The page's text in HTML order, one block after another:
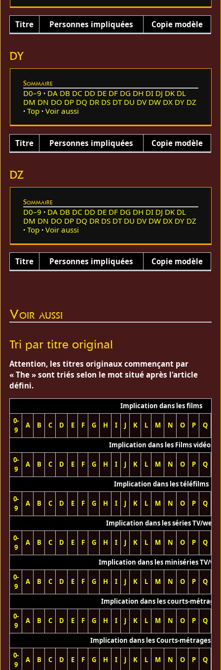
Titre Personnes impliquées Copie modèle
DY
Sommaire
D0–9 DA DB DC DD DE DF DG DH DI DJ DK DL
DM DN DO DP DQ DR DS DT DU DV DW DX DY DZ
Top
Voir aussi
Titre Personnes impliquées Copie modèle
DZ
Sommaire
D0–9 DA DB DC DD DE DF DG DH DI DJ DK DL
DM DN DO DP DQ DR DS DT DU DV DW DX DY DZ
Top
Voir aussi
Titre Personnes impliquées Copie modèle
Voir aussi
Tri par titre original
Attention, les titres originaux commençant par
« The » sont triés selon le mot situé après l'article
défini.
Implication dans les films
0-
9
A B C D E F G H I J K L M N O P Q
Implication dans les Films vidéos
0-
9
A B C D E F G H I J K L M N O P Q
Implication dans les téléfilms
0-
9
A B C D E F G H I J K L M N O P Q
Implication dans les séries TV/web
0-
9
A B C D E F G H I J K L M N O P Q
Implication dans les miniséries TV/
0-
9
A B C D E F G H I J K L M N O P Q
Implication dans les courts-métrages
0-
9
A B C D E F G H I J K L M N O P Q
Implication dans les Courts-métrages
0-
9
A B C D E F G H I J K L M N O P Q